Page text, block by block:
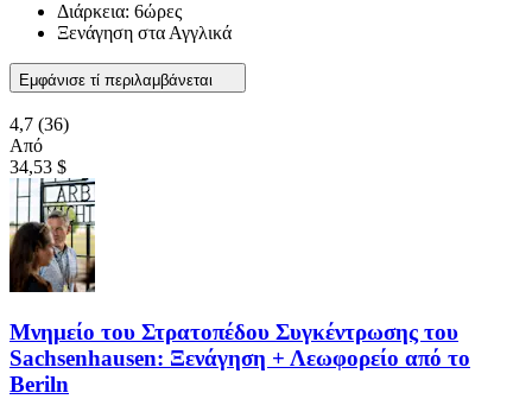
Διάρκεια: 6ώρες
Ξενάγηση στα Αγγλικά
Εμφάνισε τί περιλαμβάνεται
4,7 (36)
Από
34,53 $
Μνημείο του Στρατοπέδου Συγκέντρωσης του
Sachsenhausen: Ξενάγηση + Λεωφορείο από το
Beriln